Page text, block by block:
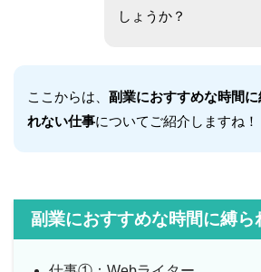
しょうか？
ここからは、 副業におすすめな時間に
れない仕事についてご紹介しますね！
副業におすすめな時間に縛ら